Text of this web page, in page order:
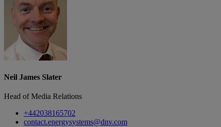
Neil James Slater
Head of Media Relations
+442038165702
contact.energysystems@dnv.com